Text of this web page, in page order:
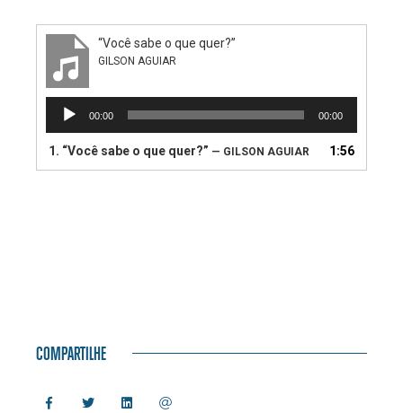
“Você sabe o que quer?”
GILSON AGUIAR
Tocador
áudio
00:00 00:00
1. “Você sabe o que quer?” — GILSON AGUIAR 1:56
COMPARTILHE